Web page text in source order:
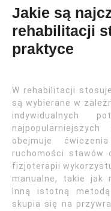
Jakie są
rehabilitacji
praktyce
W rehabilitacji
są wybierane w
indywidualnych
obejmuje
ruchomości stawów
fizjoterapii
manualne, takie jak
Inną istotną
skupia się na